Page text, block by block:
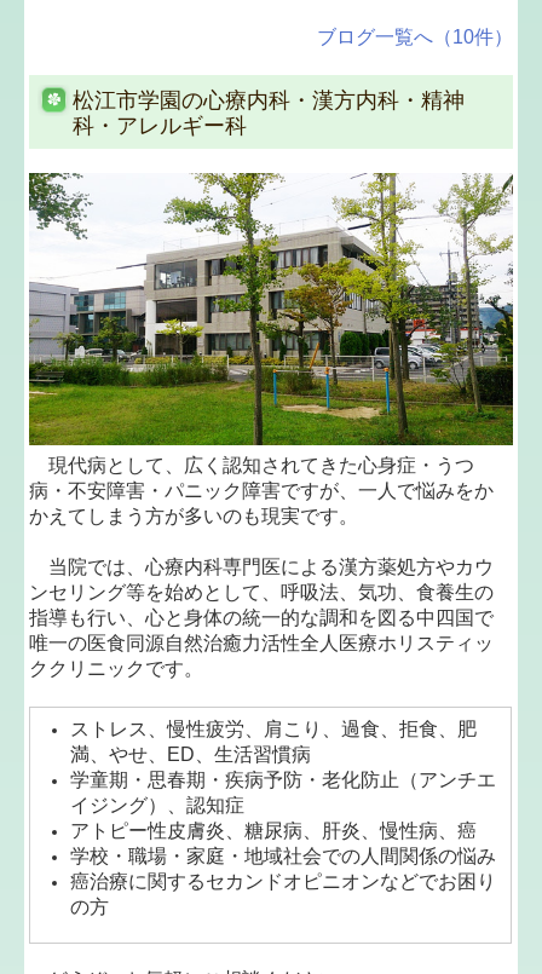
9月24日（月） NHK総合TV
番組名 東洋医学 ホントのチカラ
～科学で迫る鍼灸・漢方薬・ヨガ～
西洋医学では手が届かない症状への解決策として用
いられてきた東洋医学。「科学的でない」「気休め
に過ぎない」と揶揄（やゆ）されることもあった
が、近年大きな変化が起こっている。脳科学や体内
の化学物質分析などを駆使し、世界中の科学者たち
が東洋医学を研究。続々とその効果を支持する根拠
が確認され、急速に医療現場への導入が拡大してい
る。最新研究や医療現場を徹底取材、明らかになり
つつある東洋医学の神秘に迫っていく（NHK番組紹
介からの引用）
ブログ一覧へ（10件）
松江市学園の心療内科・漢方内科・精神
科・アレルギー科
現代病として、広く認知されてきた心身症・うつ
病・不安障害・パニック障害ですが、一人で悩みをか
かえてしまう方が多いのも現実です。
当院では、心療内科専門医による漢方薬処方やカウ
ンセリング等を始めとして、呼吸法、気功、食養生の
指導も行い、心と身体の統一的な調和を図る中四国で
唯一の医食同源自然治癒力活性全人医療ホリスティッ
ククリニックです。
ストレス、慢性疲労、肩こり、過食、拒食、肥
満、やせ、ED、生活習慣病
学童期・思春期・疾病予防・老化防止（アンチエ
イジング）、認知症
アトピー性皮膚炎、糖尿病、肝炎、慢性病、癌
学校・職場・家庭・地域社会での人間関係の悩み
癌治療に関するセカンドオピニオンなどでお困り
の方